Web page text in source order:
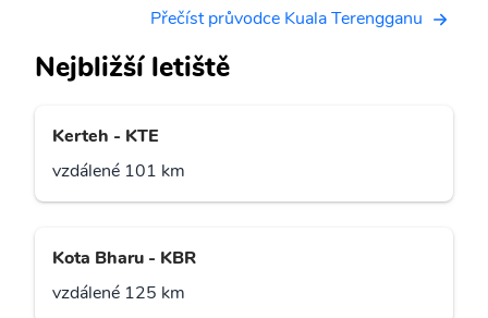
Přečíst průvodce Kuala Terengganu
Nejbližší letiště
Kerteh - KTE
vzdálené 101 km
Kota Bharu - KBR
vzdálené 125 km